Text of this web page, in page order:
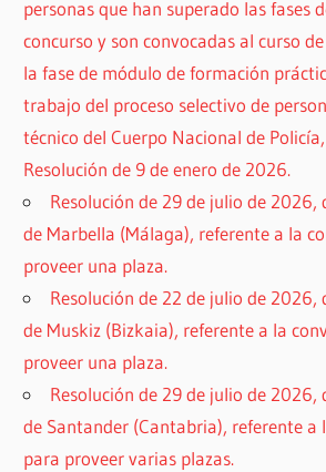
personas que han superado las fases
concurso y son convocadas al curso
la fase de módulo de formación
trabajo del proceso selectivo de
técnico del Cuerpo Nacional de
Resolución de 9 de enero de 2026.
Resolución de 29 de julio de
de Marbella (Málaga), referente a la
proveer una plaza.
Resolución de 22 de julio de
de Muskiz (Bizkaia), referente a la
proveer una plaza.
Resolución de 29 de julio de
de Santander (Cantabria), referente a
para proveer varias plazas.